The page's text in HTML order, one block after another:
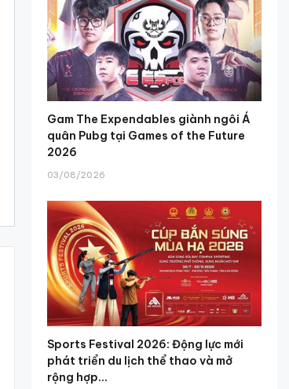
Gam The Expendables giành ngôi Á
quân Pubg tại Games of the Future
2026
03/08/2026
Sports Festival 2026: Động lực mới
phát triển du lịch thể thao và mở
rộng hợp...